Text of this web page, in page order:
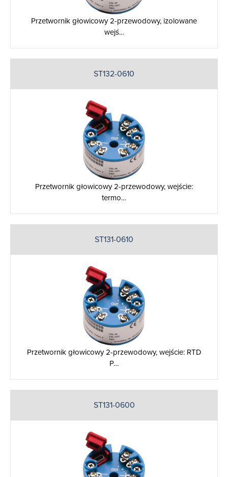
Przetwornik głowicowy 2-przewodowy, izolowane
wejś…
ST132-0610
Przetwornik głowicowy 2-przewodowy, wejście:
termo…
ST131-0610
Przetwornik głowicowy 2-przewodowy, wejście: RTD
P…
ST131-0600